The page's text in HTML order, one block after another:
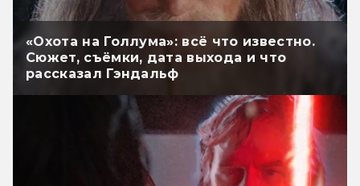
«Охота на Голлума»: всё что известно.
Сюжет, съёмки, дата выхода и что
рассказал Гэндальф